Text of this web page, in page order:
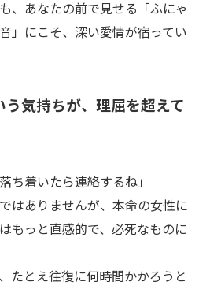
、あなたの前で見せる「ふにゃ
」にこそ、深い愛情が宿ってい
う気持ちが、理屈を超えて
ち着いたら連絡するね」
はありませんが、本命の女性に
もっと直感的で、必死なものに
たとえ往復に何時間かかろうと